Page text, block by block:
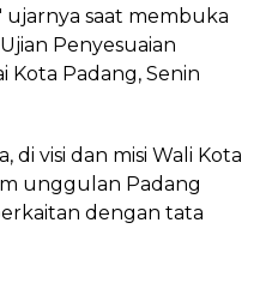
ujarnya saat membuka
Penyesuaian
Kota Padang, Senin
di visi dan misi Wali Kota
unggulan Padang
dengan tata